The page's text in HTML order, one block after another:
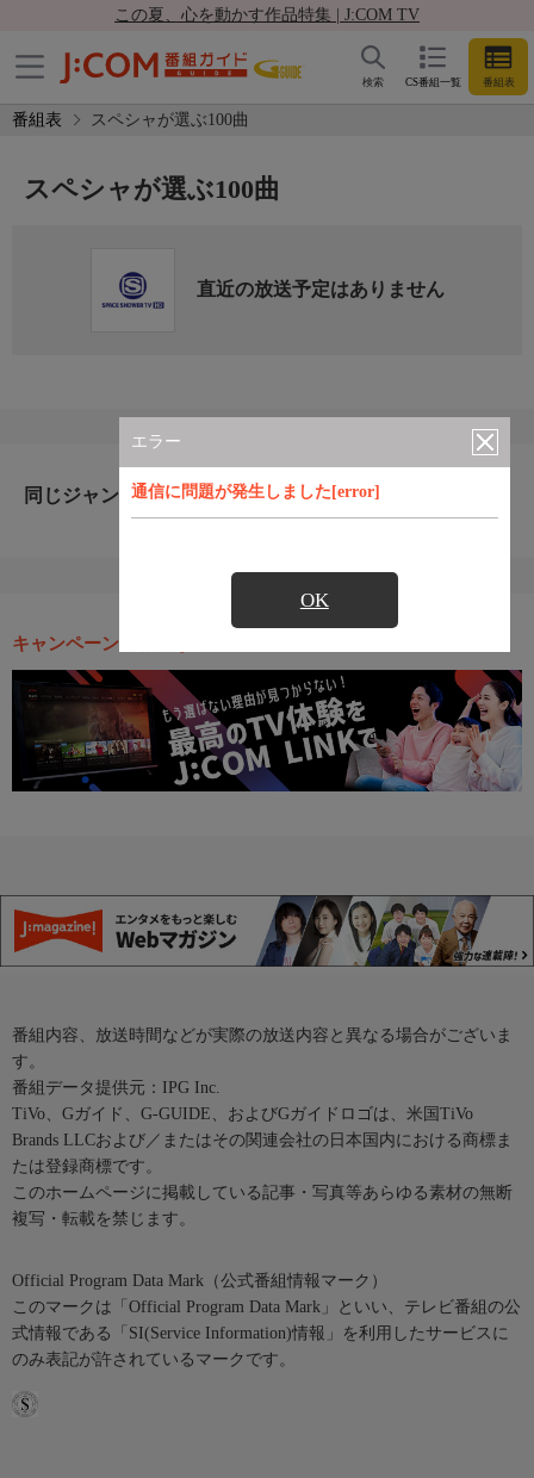
この夏、心を動かす作品特集 | J:COM TV
CS番組一覧 番組表
検索
番組表 スペシャが選ぶ100曲
エラー
通信に問題が発生しました[error]
OK
スペシャが選ぶ100曲
直近の放送予定はありません
同じジャンルのおすすめ番組
キャンペーン・お得な情報
番組内容、放送時間などが実際の放送内容と異なる場合がございま
す。
番組データ提供元：IPG Inc.
TiVo、Gガイド、G-GUIDE、およびGガイドロゴは、米国TiVo
Brands LLCおよび／またはその関連会社の日本国内における商標ま
たは登録商標です。
このホームページに掲載している記事・写真等あらゆる素材の無断
複写・転載を禁じます。
Official Program Data Mark（公式番組情報マーク）
このマークは「Official Program Data Mark」といい、テレビ番組の公
式情報である「SI(Service Information)情報」を利用したサービスに
のみ表記が許されているマークです。